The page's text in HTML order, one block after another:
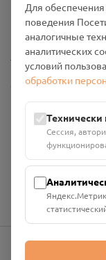
Политика
Промо-материалы
Настройки cookies
Общество с
Проект Помним»
ИНН: 6700029207
Юридический
Руднянский, г.
Номер счёта:
Для
поведения
аналогичные
аналитических
условий
обработки
Сессия,